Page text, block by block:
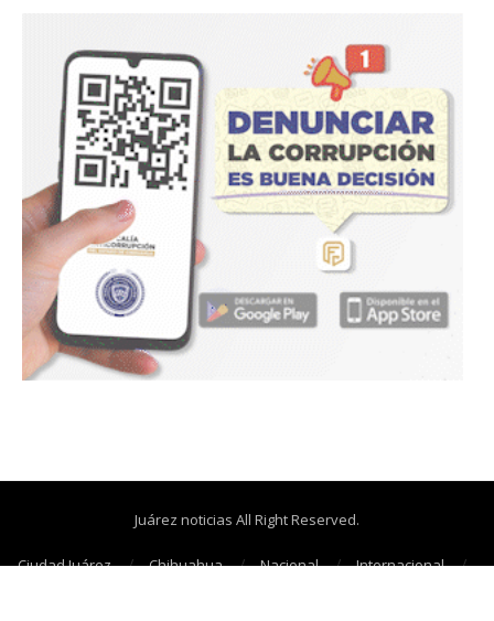
Juárez noticias All Right Reserved.
Ciudad Juárez Chihuahua Nacional
Internacional